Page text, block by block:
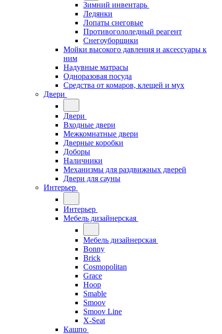
Зимний инвентарь
Ледянки
Лопаты снеговые
Противогололедный реагент
Снегоуборщики
Мойки высокого давления и аксессуары к
ним
Надувные матрасы
Одноразовая посуда
Средства от комаров, клещей и мух
Двери
Двери
Входные двери
Межкомнатные двери
Дверные коробки
Доборы
Наличники
Механизмы для раздвижных дверей
Двери для сауны
Интерьер
Интерьер
Мебель дизайнерская
Мебель дизайнерская
Bonny
Brick
Cosmopolitan
Grace
Hoop
Smable
Smoov
Smoov Line
X-Seat
Кашпо